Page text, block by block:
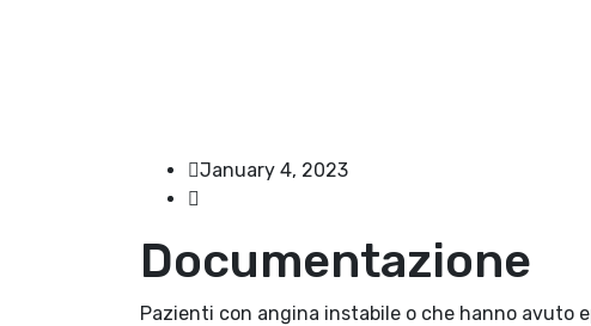
January 4, 2023
Documentazione
Pazienti con angina instabile o che hanno avuto